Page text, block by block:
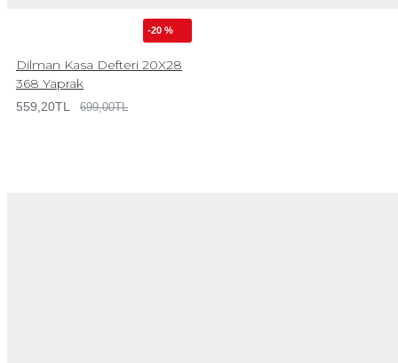
-20 %
Dilman Kasa Defteri 20X28
368 Yaprak
559,20TL 699,00TL